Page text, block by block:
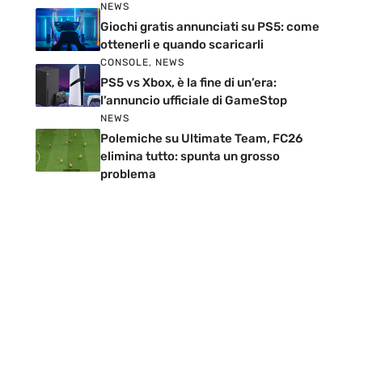
NEWS
Giochi gratis annunciati su PS5: come
ottenerli e quando scaricarli
CONSOLE, NEWS
PS5 vs Xbox, è la fine di un’era:
l’annuncio ufficiale di GameStop
NEWS
Polemiche su Ultimate Team, FC26
elimina tutto: spunta un grosso
problema